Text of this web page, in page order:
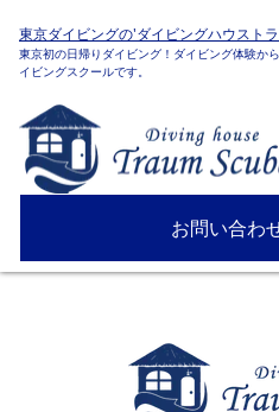
東京ダイビングの'ダイビングハウスト
東京初の日帰りダイビング！ダイビング体験か
イビングスクールです。
お問い合わ